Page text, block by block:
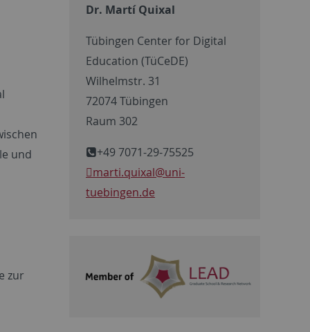
und
zur
Dr. Martí Quixal
Tübingen Center for Digital
Education (TüCeDE)
Wilhelmstr. 31
72074 Tübingen
Raum 302
+49 7071-29-75525
marti.quixal@uni-
tuebingen.de